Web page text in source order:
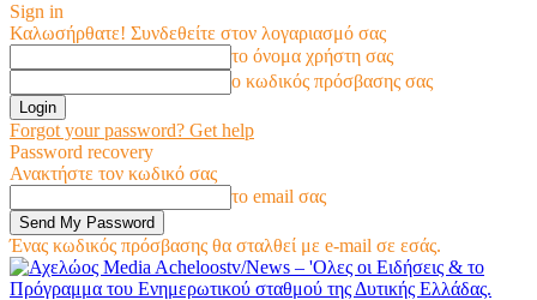
Sign in
Καλωσήρθατε! Συνδεθείτε στον λογαριασμό σας
το όνομα χρήστη σας
ο κωδικός πρόσβασης σας
Forgot your password? Get help
Password recovery
Ανακτήστε τον κωδικό σας
το email σας
Ένας κωδικός πρόσβασης θα σταλθεί με e-mail σε εσάς.
Acheloostv/News – 'Ολες οι Ειδήσεις & το
Πρόγραμμα του Ενημερωτικού σταθμού της Δυτικής Ελλάδας.